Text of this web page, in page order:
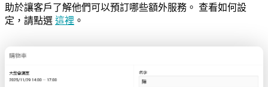
助於讓客戶了解他們可以預訂哪些額外服務。 查看如何設
定，請點選 這裡 。